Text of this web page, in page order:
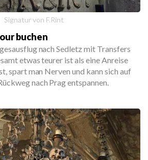
Signatur von F.Rint
buchen
nach Sedletz mit Transfers
etwas teurer ist als eine Anreise
spart man Nerven und kann sich auf
nach Prag entspannen.